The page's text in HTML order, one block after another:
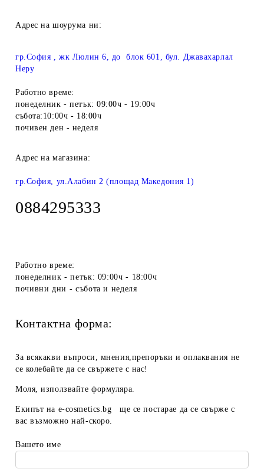
Адрес на шоурума ни:
гр.София , жк Люлин 6, до блок 601, бул. Джавахарлал
Неру
Работно време:
понеделник - петък: 09:00ч - 19:00ч
събота:10:00ч - 18:00ч
почивен ден - неделя
Адрес на магазина:
гр.София, ул.Алабин 2 (площад Македония 1)
0884295333
Работно време:
понеделник - петък: 09:00ч - 18:00ч
почивни дни - събота и неделя
Контактна форма:
За всякакви въпроси, мнения,препоръки и оплаквания не
се колебайте да се свържете с нас!
Моля, използвайте формуляра.
Екипът на e-cosmetics.bg
ще се постарае да се свърже с
вас възможно най-скоро.
Вашето име